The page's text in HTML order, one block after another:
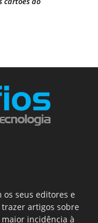
os seus editores e
artigos sobre
incidência à